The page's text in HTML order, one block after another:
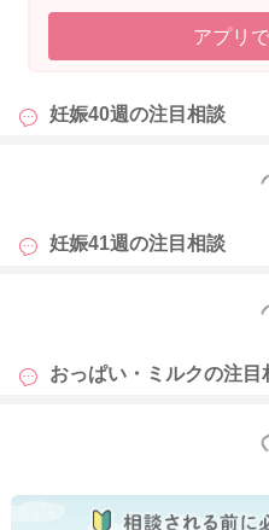
みいさんの母乳分泌がよい分
るのかもしれませんね。拳を
授乳前に乳頭をほぐすことで飲
ら、お口にふくませてあげる
授乳は全身運動ですから、疲れ
ってもおかしくないです。顔
まだ1カ月に満たない赤ちゃん
です。二人で授乳を繰り返し
してお続けいただければと思
アプリ
妊娠40週の注目相談
もっ
妊娠41週の注目相談
もっ
おっぱい・ミルクの注目
もっ